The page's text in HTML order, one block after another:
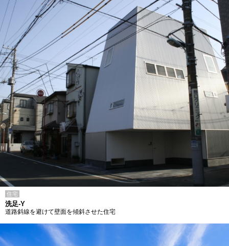
住宅
洗足-Y
道路斜線を避けて壁面を傾斜させた住宅